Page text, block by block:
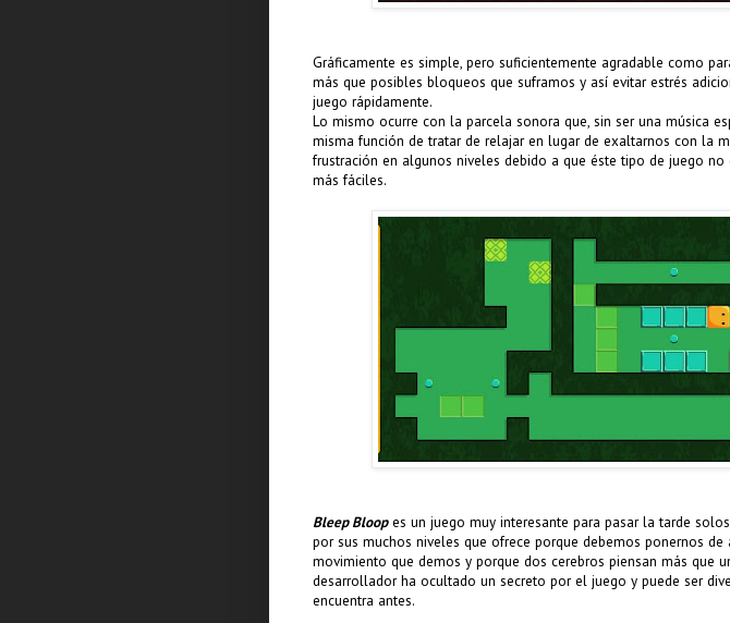
Gráficamente es simple, pero suficientemente agradable como
más que posibles bloqueos que suframos y así evitar estrés
juego rápidamente.
Lo mismo ocurre con la parcela sonora que, sin ser una música
misma función de tratar de relajar en lugar de exaltarnos con la
frustración en algunos niveles debido a que éste tipo de juego no
más fáciles.
Bleep Bloopes un juego muy interesante para pasar la tarde
por sus muchos niveles que ofrece porque debemos ponernos de
movimiento que demos y porque dos cerebros piensan más que
desarrollador ha ocultado un secreto por el juego y puede ser
encuentra antes.